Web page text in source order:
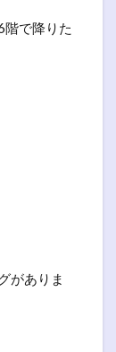
階で降りた
がありま